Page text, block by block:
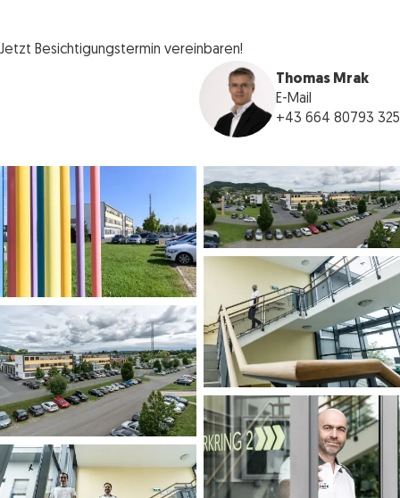
Jetzt Besichtigungstermin vereinbaren!
Thomas Mrak
E-Mail
+43 664 80793 325